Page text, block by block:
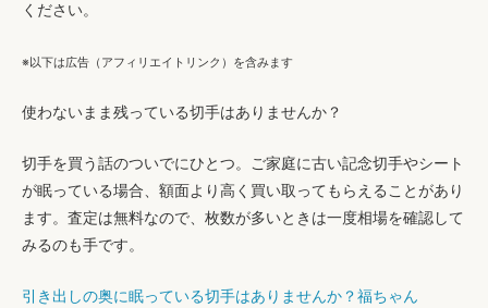
ください。
※以下は広告（アフィリエイトリンク）を含みます
使わないまま残っている切手はありませんか？
切手を買う話のついでにひとつ。ご家庭に古い記念切手やシート
が眠っている場合、額面より高く買い取ってもらえることがあり
ます。査定は無料なので、枚数が多いときは一度相場を確認して
みるのも手です。
引き出しの奥に眠っている切手はありませんか？福ちゃん